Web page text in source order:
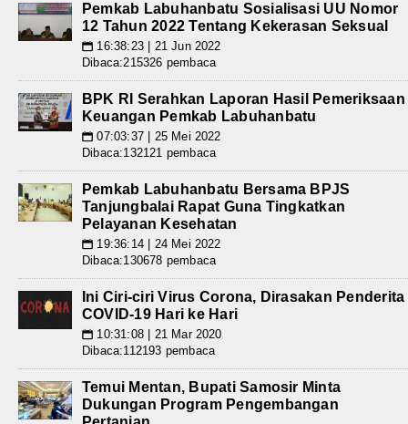
Pemkab Labuhanbatu Sosialisasi UU Nomor
12 Tahun 2022 Tentang Kekerasan Seksual
📅 16:38:23 | 21 Jun 2022
Dibaca:215326 pembaca
BPK RI Serahkan Laporan Hasil Pemeriksaan
Keuangan Pemkab Labuhanbatu
📅 07:03:37 | 25 Mei 2022
Dibaca:132121 pembaca
Pemkab Labuhanbatu Bersama BPJS
Tanjungbalai Rapat Guna Tingkatkan
Pelayanan Kesehatan
📅 19:36:14 | 24 Mei 2022
Dibaca:130678 pembaca
Ini Ciri-ciri Virus Corona, Dirasakan Penderita
COVID-19 Hari ke Hari
📅 10:31:08 | 21 Mar 2020
Dibaca:112193 pembaca
Temui Mentan, Bupati Samosir Minta
Dukungan Program Pengembangan